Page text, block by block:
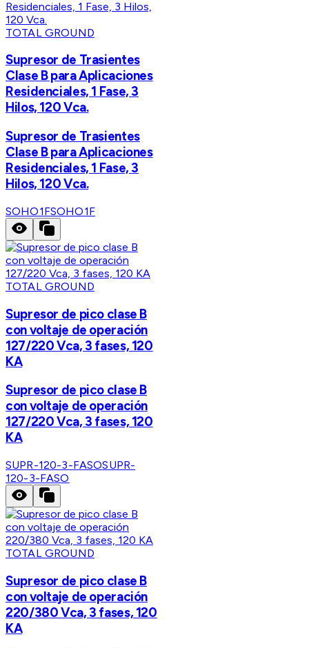
TOTAL GROUND
Supresor de Trasientes
Clase B para Aplicaciones
Residenciales, 1 Fase, 3
Hilos, 120 Vca.
Supresor de Trasientes
Clase B para Aplicaciones
Residenciales, 1 Fase, 3
Hilos, 120 Vca.
SOHO1FSOHO1F
TOTAL GROUND
Supresor de pico clase B
con voltaje de operación
127/220 Vca, 3 fases, 120
KA
Supresor de pico clase B
con voltaje de operación
127/220 Vca, 3 fases, 120
KA
SUPR-120-3-FASOSUPR-
120-3-FASO
TOTAL GROUND
Supresor de pico clase B
con voltaje de operación
220/380 Vca, 3 fases, 120
KA